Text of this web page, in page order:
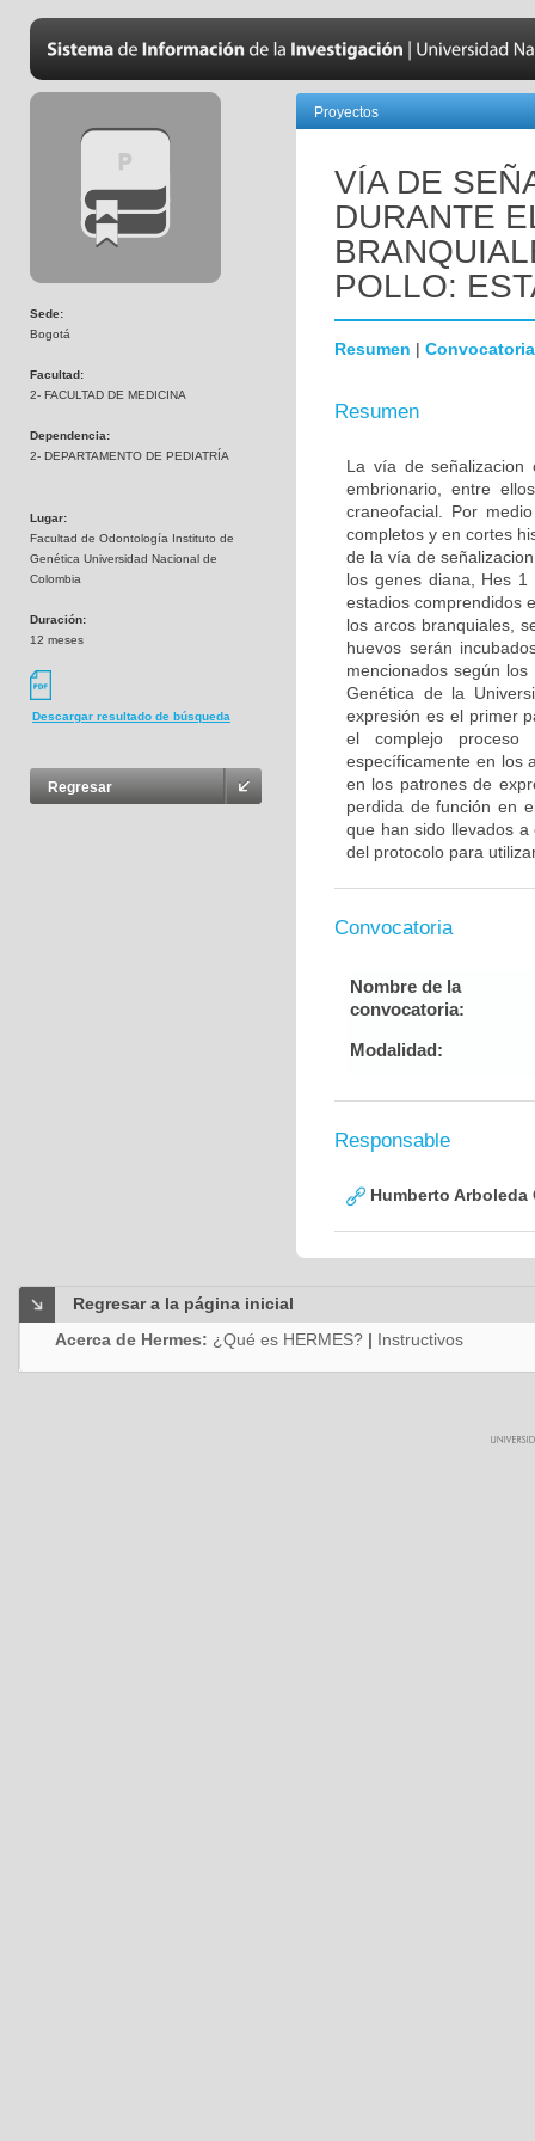
Sede:
Bogotá
Facultad:
2- FACULTAD DE MEDICINA
Dependencia:
2- DEPARTAMENTO DE PEDIATRÍA
Lugar:
Facultad de Odontología Instituto de
Genética Universidad Nacional de
Colombia
Duración:
12 meses
Descargar resultado de búsqueda
Regresar
Proyectos
VÍA DE
DURANTE
POLLO:
Resumen | Convocatoria
Resumen
La vía de señalizacion
embrionario, entre
craneofacial. Por
completos y en cortes
de la vía de
los genes diana, Hes
estadios comprendidos
los arcos branquiales,
huevos serán
mencionados según
Genética de la
expresión es el primer
el complejo proceso
específicamente en los
en los patrones de
perdida de función en
que han sido llevados
del protocolo para
Convocatoria
Nombre de la
convocatoria:
Modalidad:
Responsable
Humberto Arboleda
Regresar a la página inicial
Acerca de Hermes: ¿Qué es HERMES? | Instructivos